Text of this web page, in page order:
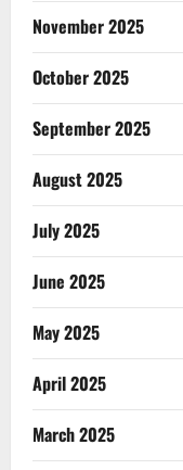
November 2025
October 2025
September 2025
August 2025
July 2025
June 2025
May 2025
April 2025
March 2025